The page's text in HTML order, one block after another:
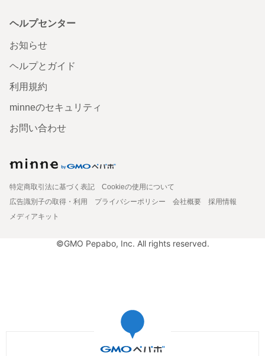
ヘルプセンター
お知らせ
ヘルプとガイド
利用規約
minneのセキュリティ
お問い合わせ
特定商取引法に基づく表記
Cookieの使用について
広告識別子の取得・利用
プライバシーポリシー 会社概要
採用情報
メディアキット
©GMO Pepabo, Inc. All rights reserved.